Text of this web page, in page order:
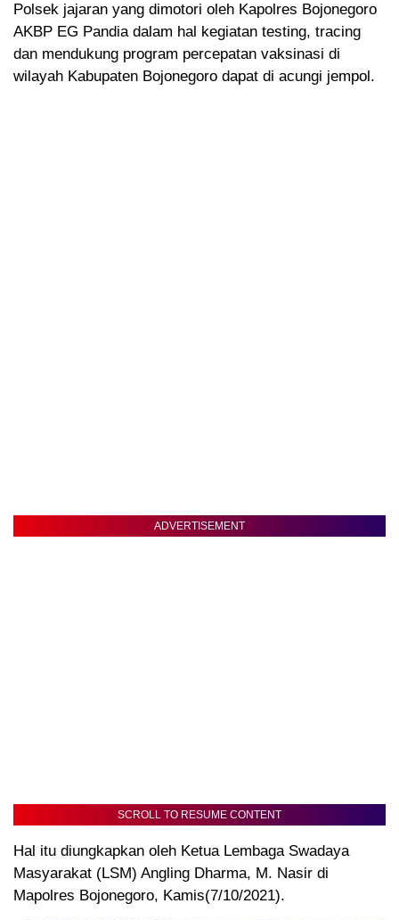
Polsek jajaran yang dimotori oleh Kapolres Bojonegoro
AKBP EG Pandia dalam hal kegiatan testing, tracing
dan mendukung program percepatan vaksinasi di
wilayah Kabupaten Bojonegoro dapat di acungi jempol.
ADVERTISEMENT
SCROLL TO RESUME CONTENT
Hal itu diungkapkan oleh Ketua Lembaga Swadaya
Masyarakat (LSM) Angling Dharma, M. Nasir di
Mapolres Bojonegoro, Kamis(7/10/2021).